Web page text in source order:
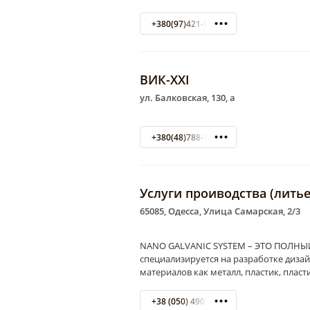
+380(97)421-98-39
ВИК-XXI
ул. Балковская, 130, а
+380(48)788-16-30
Услуги проиводства
65085, Одесса, Улица Самарская, 2/3
NANO GALVANIC SYSTEM – ЭТО
специализируется на разработке
материалов как металл, пластик,
+38 (050) 490 40 97